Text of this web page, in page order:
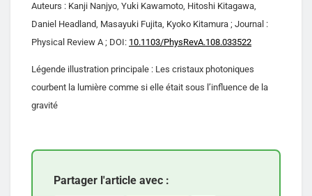
Auteurs : Kanji Nanjyo, Yuki Kawamoto, Hitoshi Kitagawa,
Daniel Headland, Masayuki Fujita, Kyoko Kitamura ; Journal :
Physical Review A ; DOI: 10.1103/PhysRevA.108.033522
Légende illustration principale : Les cristaux photoniques
courbent la lumière comme si elle était sous l’influence de la
gravité
Partager l'article avec :